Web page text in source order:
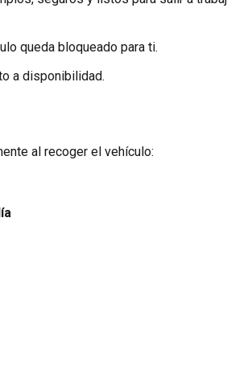
queda bloqueado para ti.
a disponibilidad.
al recoger el vehículo: